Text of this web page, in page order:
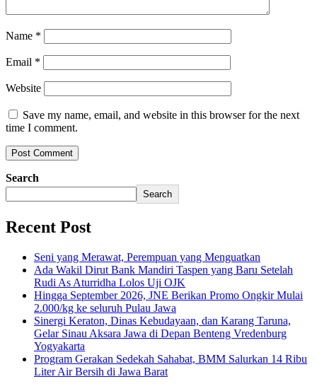
Name *
Email *
Website
Save my name, email, and website in this browser for the next
time I comment.
Search
Search
Recent Post
Seni yang Merawat, Perempuan yang Menguatkan
Ada Wakil Dirut Bank Mandiri Taspen yang Baru Setelah
Rudi As Aturridha Lolos Uji OJK
Hingga September 2026, JNE Berikan Promo Ongkir Mulai
2.000/kg ke seluruh Pulau Jawa
Sinergi Keraton, Dinas Kebudayaan, dan Karang Taruna,
Gelar Sinau Aksara Jawa di Depan Benteng Vredenburg
Yogyakarta
Program Gerakan Sedekah Sahabat, BMM Salurkan 14 Ribu
Liter Air Bersih di Jawa Barat